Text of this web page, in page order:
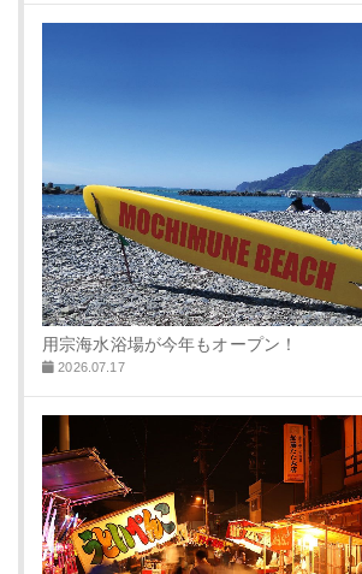
用宗海水浴場が今年もオープン！
2026.07.17